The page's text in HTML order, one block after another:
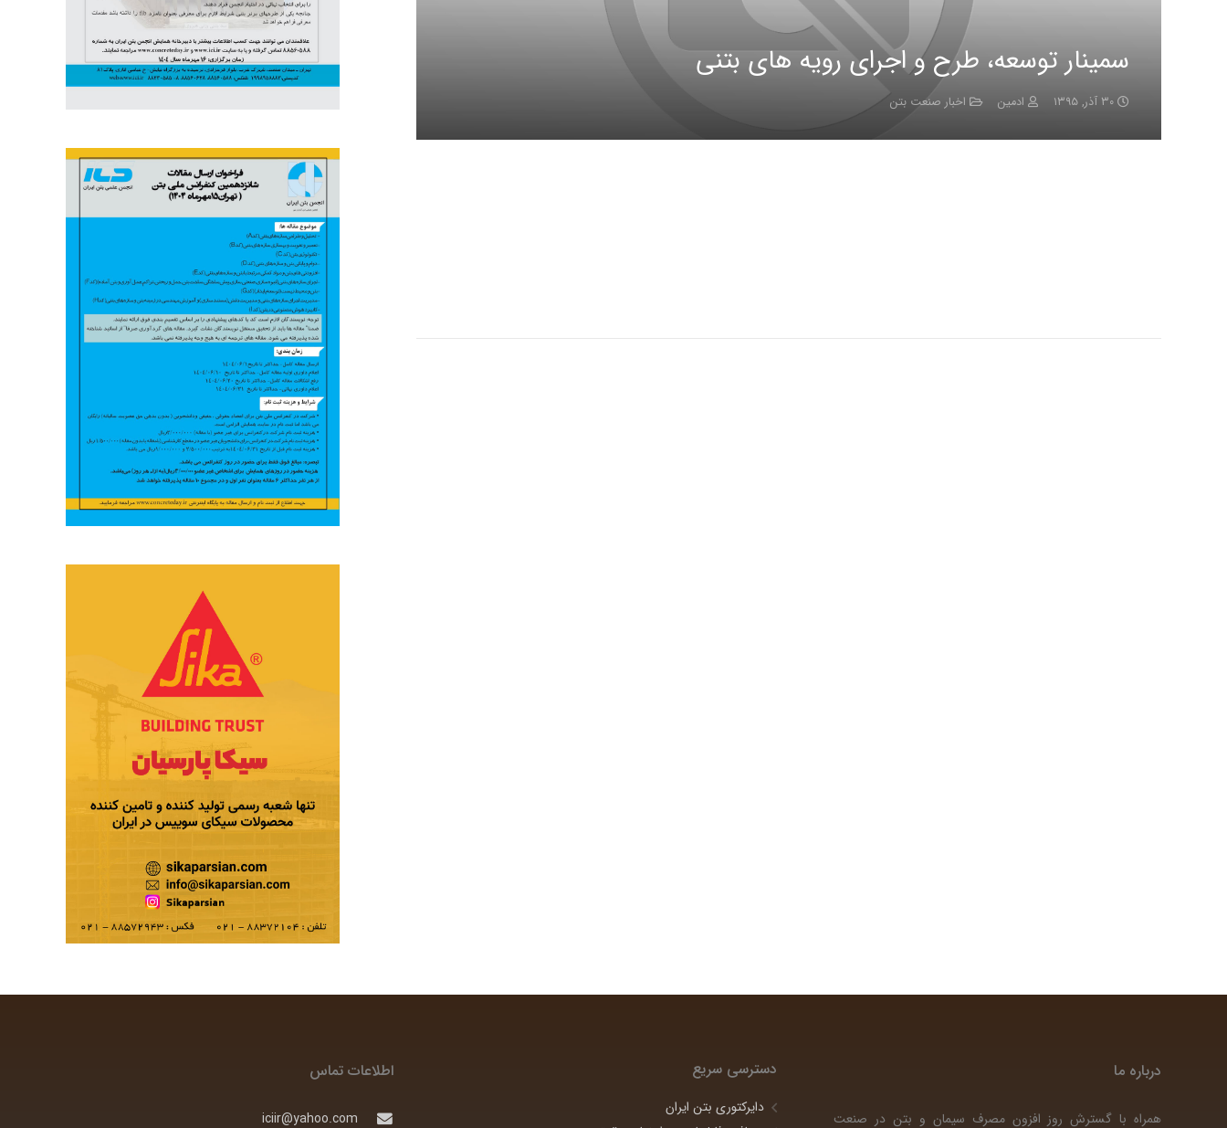
سمینار توسعه، طرح و اجرای رویه های بتنی
۳۰ آذر, ۱۳۹۵ ادمین اخبار صنعت بتن
درباره ما
همراه با گسترش روز افزون مصرف سیمان و بتن در صنعت
دسترسی سریع
دایرکتوری بتن ایران
اطلاعات تماس
iciir@yahoo.com